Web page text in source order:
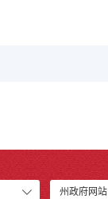
州政府网站